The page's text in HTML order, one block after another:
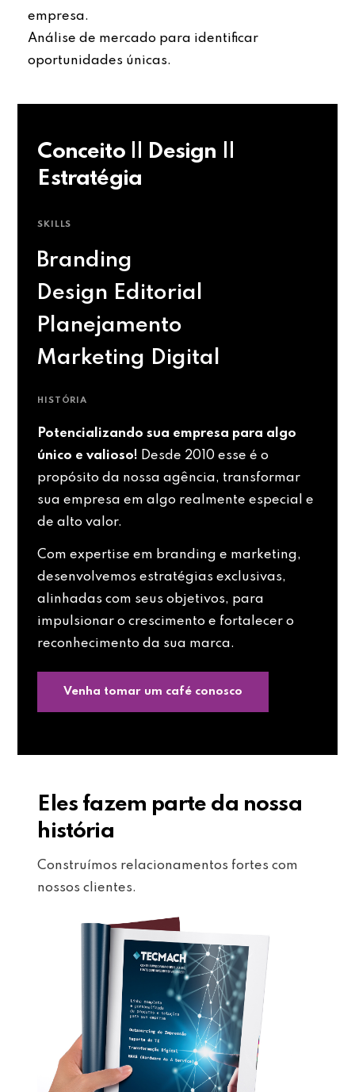
empresa.
Análise de mercado para identificar
oportunidades únicas.
Conceito || Design ||
Estratégia
SKILLS
Branding
Design Editorial
Planejamento
Marketing Digital
HISTÓRIA
Potencializando sua empresa para algo
único e valioso! Desde 2010 esse é o
propósito da nossa agência, transformar
sua empresa em algo realmente especial e
de alto valor.
Com expertise em branding e marketing,
desenvolvemos estratégias exclusivas,
alinhadas com seus objetivos, para
impulsionar o crescimento e fortalecer o
reconhecimento da sua marca.
Venha tomar um café conosco
Eles fazem parte da nossa
história
Construímos relacionamentos fortes com
nossos clientes.